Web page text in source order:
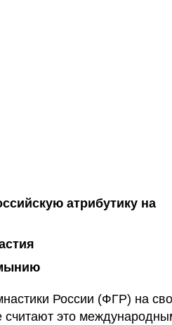
атрибутику на
России (ФГР) на
это